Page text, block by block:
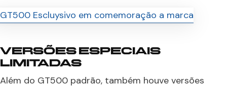
VERSÕES ESPECIAIS
LIMITADAS
Além do GT500 padrão, também houve versões